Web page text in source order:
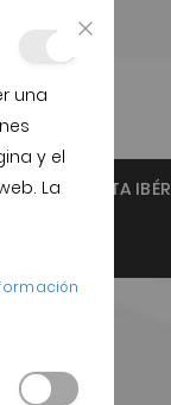
PALETA
una
y el
La